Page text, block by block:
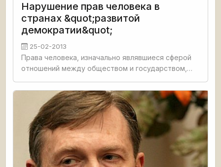
Нарушение прав человека в
странах &quot;развитой
демократии&quot;
25-02-2013
Права человека, изначально являвшиеся сферой
отношений между обществом и государством,
современном мире стали играть роль
инструмента политики внешней. Все